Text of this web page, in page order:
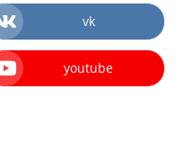
vk
youtube